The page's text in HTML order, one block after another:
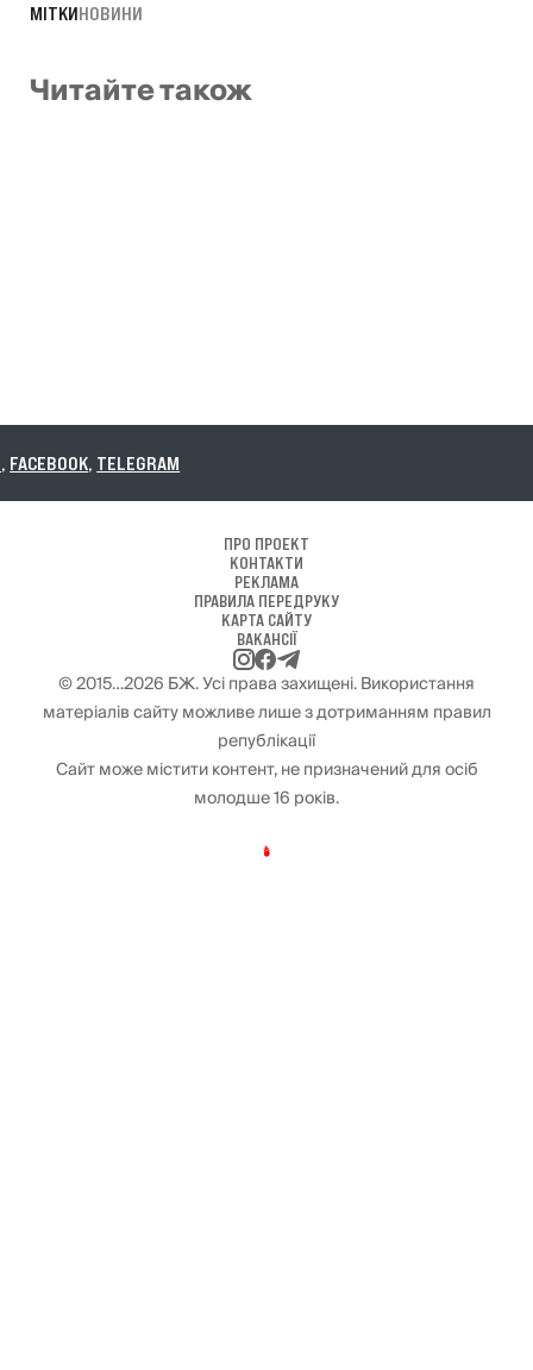
МІТКИНОВИНИ
Читайте також
,TELEGRAM
ПРО ПРОЕКТ
КОНТАКТИ
РЕКЛАМА
ПРАВИЛА ПЕРЕДРУКУ
КАРТА САЙТУ
ВАКАНСІЇ
© 2015…2026 БЖ. Усі права захищені. Використання
матеріалів сайту можливе лише з дотриманням правил
републікації
Сайт може містити контент, не призначений для осіб
молодше 16 років.